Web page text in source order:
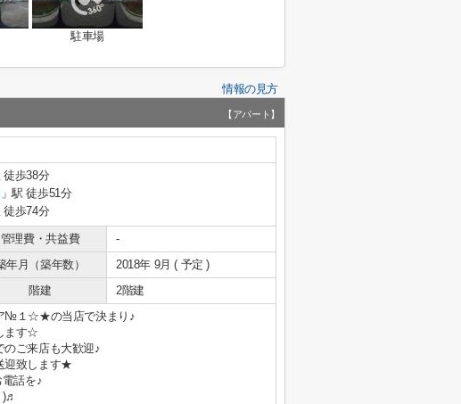
駐車場
情報の見方
【アパート】
徒歩38分
」駅 徒歩51分
徒歩74分
管理費・共益費
-
年月（築年数）
2018年 9月 ( 予定 )
階建 2階建
№１☆★の当店で決まり♪
ます☆
ご来店も大歓迎♪
迎致します★
電話を♪
)♬